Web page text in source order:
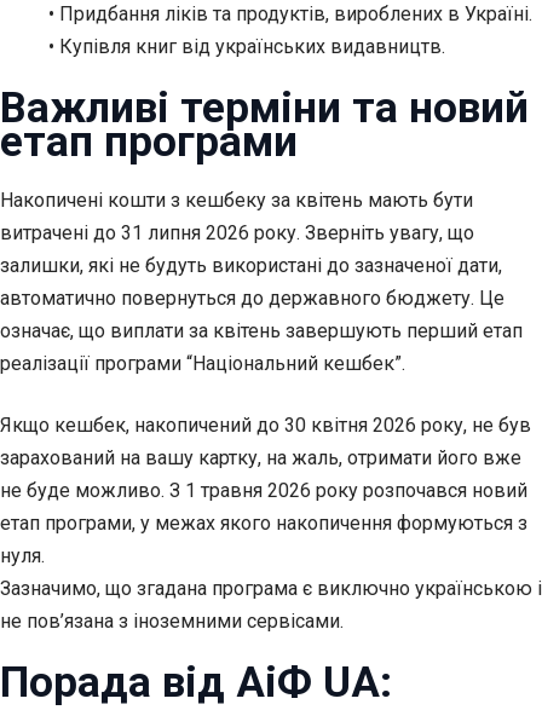
• Придбання ліків та продуктів, вироблених в Україні.
• Купівля книг від українських видавництв.
Важливі терміни та новий
етап програми
Накопичені кошти з кешбеку за квітень мають бути
витрачені до 31 липня 2026 року. Зверніть увагу, що
залишки, які не будуть використані до зазначеної дати,
автоматично повернуться до державного бюджету. Це
означає, що виплати за квітень завершують перший етап
реалізації програми “Національний кешбек”.
Якщо кешбек, накопичений до 30 квітня 2026 року, не був
зарахований на вашу картку, на жаль, отримати його вже
не буде можливо. З 1 травня 2026 року розпочався новий
етап програми, у межах якого накопичення формуються з
нуля.
Зазначимо, що згадана програма є виключно українською і
не пов’язана з іноземними сервісами.
Порада від АіФ UA: